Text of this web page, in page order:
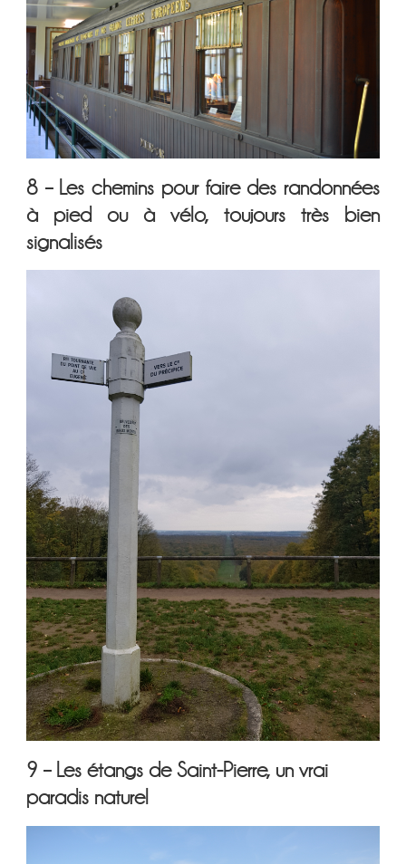
8 – Les chemins pour faire des randonnées
à pied ou à vélo, toujours très bien
signalisés
9 – Les étangs de Saint-Pierre, un vrai
paradis naturel